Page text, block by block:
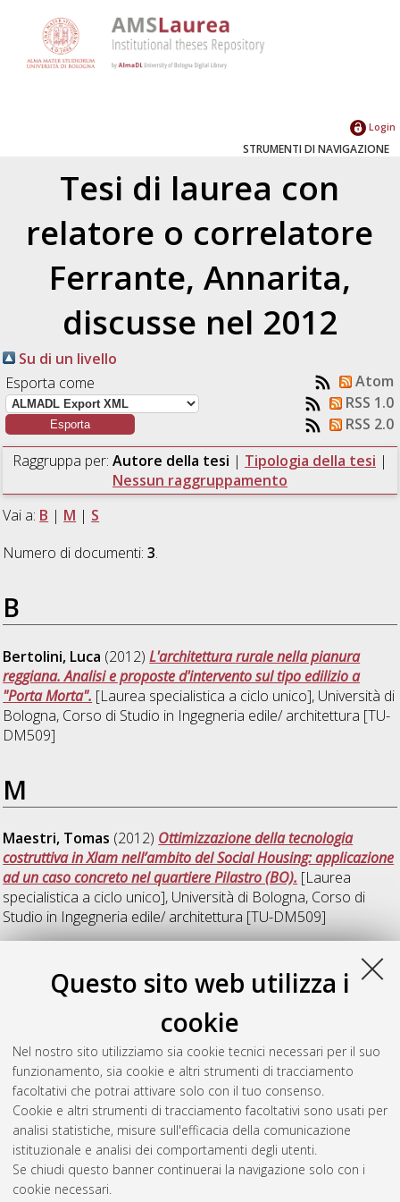
Questo sito web utilizza i
cookie
Nel nostro sito utilizziamo sia cookie tecnici necessari per il suo
funzionamento, sia cookie e altri strumenti di tracciamento
facoltativi che potrai attivare solo con il tuo consenso.
Cookie e altri strumenti di tracciamento facoltativi sono usati per
analisi statistiche, misure sull'efficacia della comunicazione
istituzionale e analisi dei comportamenti degli utenti.
Se chiudi questo banner continuerai la navigazione solo con i
cookie necessari.
Login
STRUMENTI DI NAVIGAZIONE
Tesi di laurea con
relatore o correlatore
Ferrante, Annarita,
discusse nel 2012
Su di un livello
Esporta come
Atom
RSS 1.0
RSS 2.0
Raggruppa per: Autore della tesi | Tipologia della tesi |
Nessun raggruppamento
Vai a: B | M | S
Numero di documenti:3.
B
Bertolini, Luca (2012)L'architettura rurale nella pianura
reggiana. Analisi e proposte d'intervento sul tipo edilizio a
"Porta Morta". [Laurea specialistica a ciclo unico], Università di
Bologna, Corso di Studio in Ingegneria edile/ architettura [TU-
DM509]
M
Maestri, Tomas (2012) Ottimizzazione della tecnologia
costruttiva in Xlam nell’ambito del Social Housing: applicazione
ad un caso concreto nel quartiere Pilastro (BO). [Laurea
specialistica a ciclo unico], Università di Bologna, Corso di
Studio in Ingegneria edile/ architettura [TU-DM509]
Analisi dei consumi energetici del
teleriscaldamento.[Laurea specialistica], Università di
Bologna, Corso di Studio in Ingegneria civile [LS-DM509]
Documento ad accesso riservato.
Questa lista e' stata generata ilSat Aug 8 16:50:01 2026
CEST